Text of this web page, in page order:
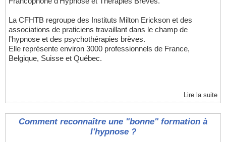
La CFHTB regroupe des Instituts Milton Erickson et des
associations de praticiens travaillant dans le champ de
l’hypnose et des psychothérapies brèves.
Elle représente environ 3000 professionnels de France,
Belgique, Suisse et Québec.
Lire la suite
Comment reconnaître une "bonne" formation à
l'hypnose ?